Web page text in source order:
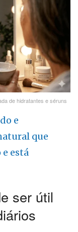
de hidratantes e séruns
e
que
está
ser útil